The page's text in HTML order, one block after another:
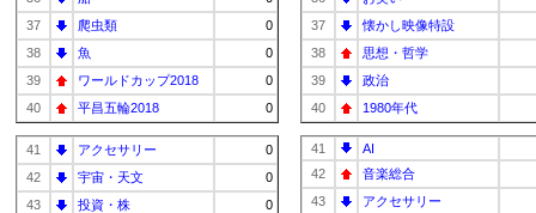
37
爬虫類
0
38
魚
0
39
ワールドカップ2018
0
40
平昌五輪2018 0
41 アクセサリー
0
42
宇宙・天文
0
43
投資・株
0
37
懐かし映像特設
38
思想・哲学
39
政治
40
1980年代
41
AI
42
音楽総合
43
アクセサリー